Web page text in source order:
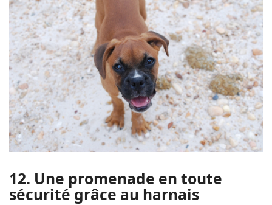
12. Une promenade en toute
sécurité grâce au harnais